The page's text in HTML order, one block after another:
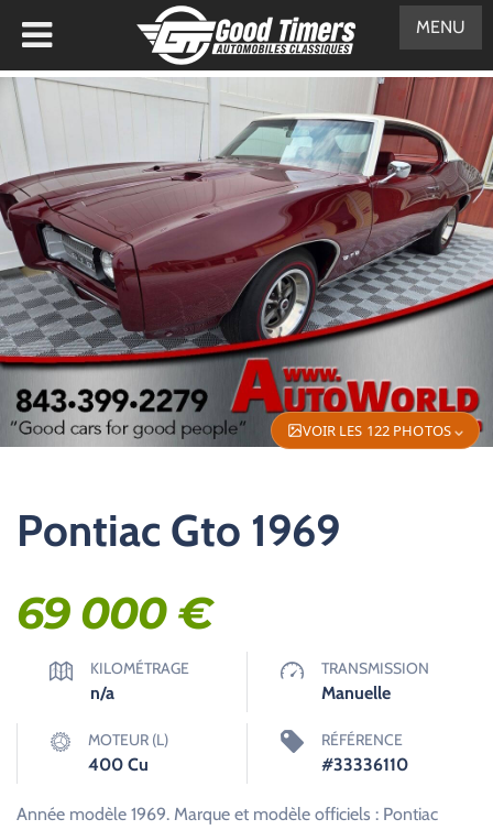
VOIR LES 122 PHOTOS
Pontiac Gto 1969
69 000€
KILOMÉTRAGE
n/a
TRANSMISSION
Manuelle
MOTEUR (L)
400 Cu
RÉFÉRENCE
#33336110
Année modèle 1969. Marque et modèle officiels : Pontiac
MENU